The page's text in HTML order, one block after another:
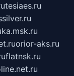
tesiaes.ru
orior-aks.ru
flatnsk.ru